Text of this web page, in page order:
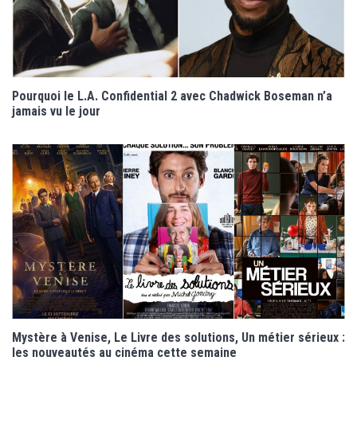
Pourquoi le L.A. Confidential 2 avec Chadwick Boseman n’a
jamais vu le jour
Mystère à Venise, Le Livre des solutions, Un métier sérieux :
les nouveautés au cinéma cette semaine